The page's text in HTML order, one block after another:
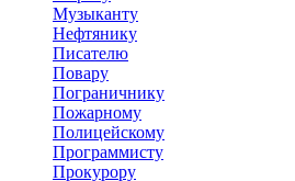
Музыканту
Нефтянику
Писателю
Повару
Пограничнику
Пожарному
Полицейскому
Программисту
Прокурору